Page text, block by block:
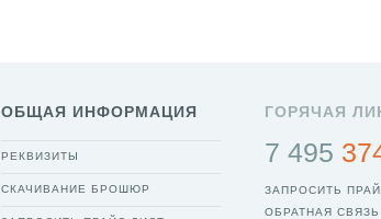
ОБЩАЯ ИНФОРМАЦИЯ
РЕКВИЗИТЫ
СКАЧИВАНИЕ БРОШЮР
ГОРЯЧАЯ
7 495
ЗАПРОСИТЬ
ОБРАТНАЯ СВЯЗЬ